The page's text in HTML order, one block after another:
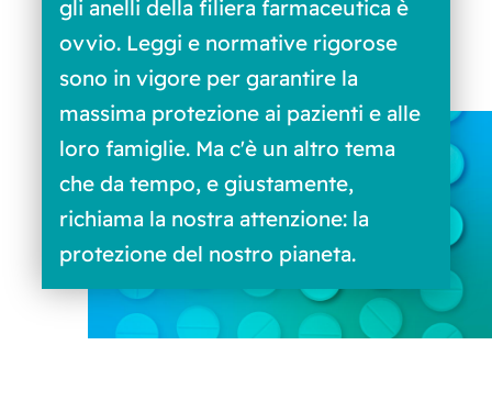
gli anelli della filiera farmaceutica è
ovvio. Leggi e normative rigorose
sono in vigore per garantire la
massima protezione ai pazienti e alle
loro famiglie. Ma c'è un altro tema
che da tempo, e giustamente,
richiama la nostra attenzione: la
protezione del nostro pianeta.